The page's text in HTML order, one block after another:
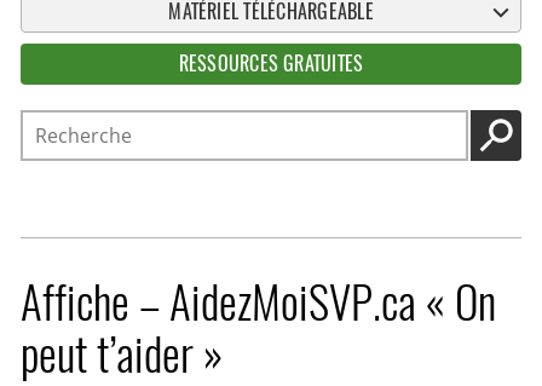
MATÉRIEL TÉLÉCHARGEABLE
RESSOURCES GRATUITES
Recherche
Affiche – AidezMoiSVP.ca « On
peut t’aider »